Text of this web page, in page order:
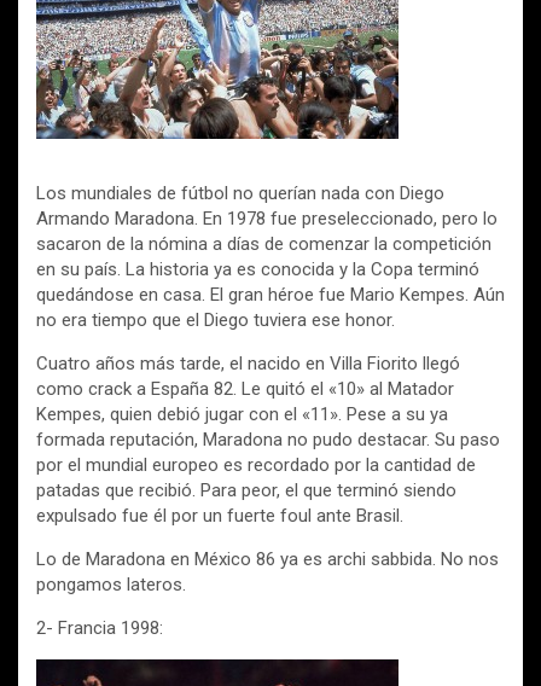
Los mundiales de fútbol no querían nada con Diego
Armando Maradona. En 1978 fue preseleccionado, pero lo
sacaron de la nómina a días de comenzar la competición
en su país. La historia ya es conocida y la Copa terminó
quedándose en casa. El gran héroe fue Mario Kempes. Aún
no era tiempo que el Diego tuviera ese honor.
Cuatro años más tarde, el nacido en Villa Fiorito llegó
como crack a España 82. Le quitó el «10» al Matador
Kempes, quien debió jugar con el «11». Pese a su ya
formada reputación, Maradona no pudo destacar. Su paso
por el mundial europeo es recordado por la cantidad de
patadas que recibió. Para peor, el que terminó siendo
expulsado fue él por un fuerte foul ante Brasil.
Lo de Maradona en México 86 ya es archi sabbida. No nos
pongamos lateros.
2- Francia 1998: